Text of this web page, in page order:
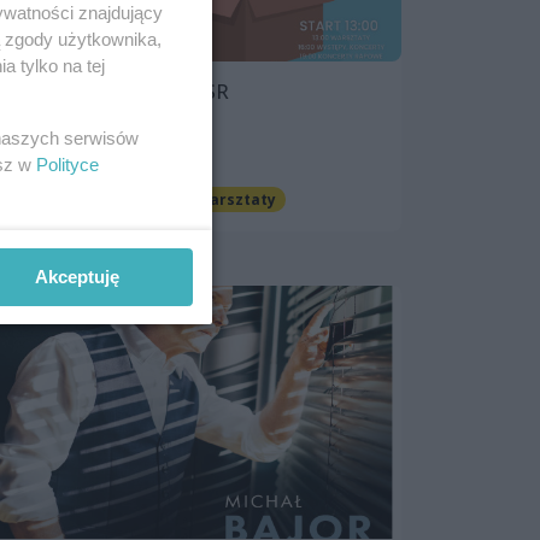
#PODARUJUSMIECHZPSR
Odra
Warsztaty
znajdujący
użytkownika,
tylko na tej
serwisów
w Polityce
Akceptuję